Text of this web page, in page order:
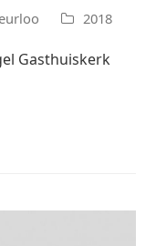
2018
Gasthuiskerk